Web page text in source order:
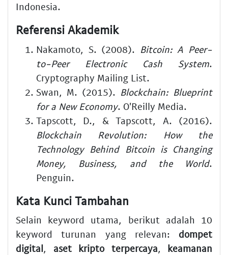
Indonesia.
Referensi Akademik
Nakamoto, S. (2008). Bitcoin: A Peer-
to-Peer Electronic Cash System.
Cryptography Mailing List.
Swan, M. (2015). Blockchain: Blueprint
for a New Economy. O'Reilly Media.
Tapscott, D., & Tapscott, A. (2016).
Blockchain Revolution: How the
Technology Behind Bitcoin is Changing
Money, Business, and the World.
Penguin.
Kata Kunci Tambahan
Selain keyword utama, berikut adalah 10
keyword turunan yang relevan: dompet
digital, aset kripto terpercaya, keamanan